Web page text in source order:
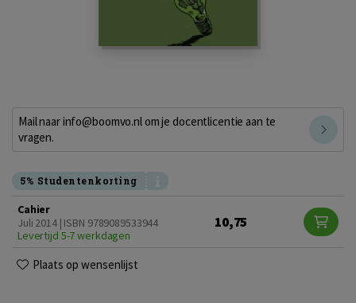
Mail naar info@boomvo.nl om je docentlicentie aan te
vragen.
5% Studentenkorting
Cahier
Juli 2014 | ISBN 9789089533944
Levertijd 5-7 werkdagen
10,75
Plaats op wensenlijst